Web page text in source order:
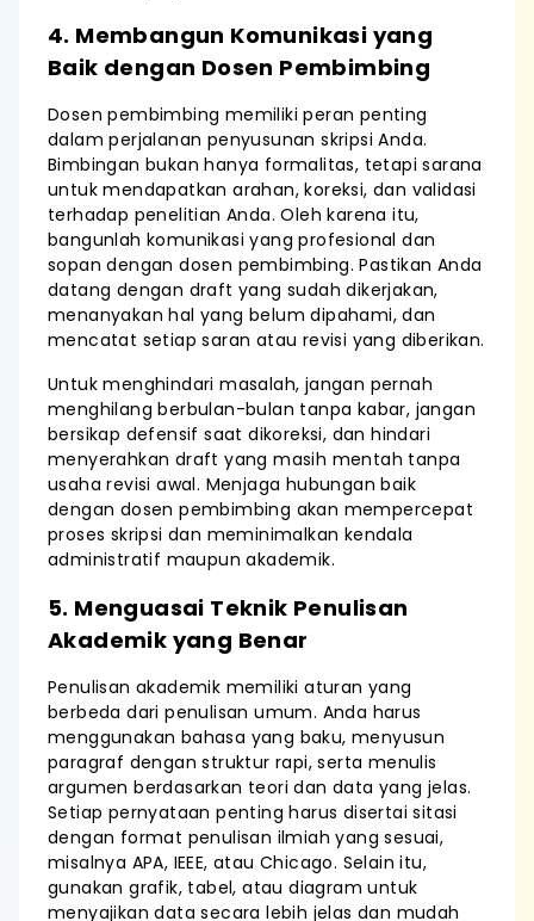
4. Membangun Komunikasi yang
Baik dengan Dosen Pembimbing
Dosen pembimbing memiliki peran penting
dalam perjalanan penyusunan skripsi Anda.
Bimbingan bukan hanya formalitas, tetapi sarana
untuk mendapatkan arahan, koreksi, dan validasi
terhadap penelitian Anda. Oleh karena itu,
bangunlah komunikasi yang profesional dan
sopan dengan dosen pembimbing. Pastikan Anda
datang dengan draft yang sudah dikerjakan,
menanyakan hal yang belum dipahami, dan
mencatat setiap saran atau revisi yang diberikan.
Untuk menghindari masalah, jangan pernah
menghilang berbulan-bulan tanpa kabar, jangan
bersikap defensif saat dikoreksi, dan hindari
menyerahkan draft yang masih mentah tanpa
usaha revisi awal. Menjaga hubungan baik
dengan dosen pembimbing akan mempercepat
proses skripsi dan meminimalkan kendala
administratif maupun akademik.
5. Menguasai Teknik Penulisan
Akademik yang Benar
Penulisan akademik memiliki aturan yang
berbeda dari penulisan umum. Anda harus
menggunakan bahasa yang baku, menyusun
paragraf dengan struktur rapi, serta menulis
argumen berdasarkan teori dan data yang jelas.
Setiap pernyataan penting harus disertai sitasi
dengan format penulisan ilmiah yang sesuai,
misalnya APA, IEEE, atau Chicago. Selain itu,
gunakan grafik, tabel, atau diagram untuk
menyajikan data secara lebih jelas dan mudah